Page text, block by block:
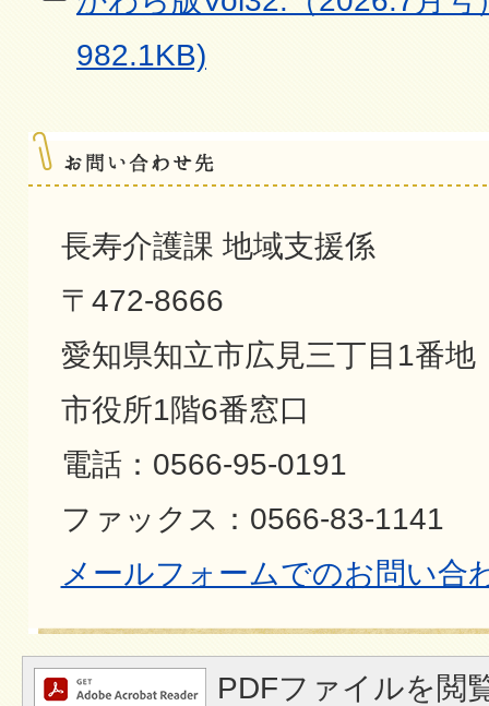
982.1KB)
長寿介護課 地域支援係
〒472-8666
愛知県知立市広見三丁目1番地
市役所1階6番窓口
電話：0566-95-0191
ファックス：0566-83-1141
メールフォームでのお問い合
PDFファイルを閲